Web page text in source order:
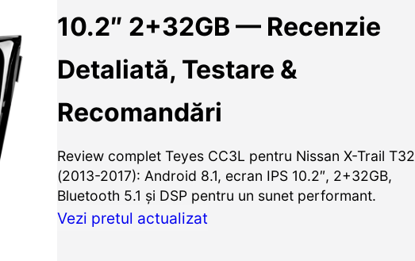
10.2″ 2+32GB — Recenzie
Detaliată, Testare &
Recomandări
Review complet Teyes CC3L pentru Nissan X-Trail T32
(2013-2017): Android 8.1, ecran IPS 10.2″, 2+32GB,
Bluetooth 5.1 și DSP pentru un sunet performant.
Vezi pretul actualizat